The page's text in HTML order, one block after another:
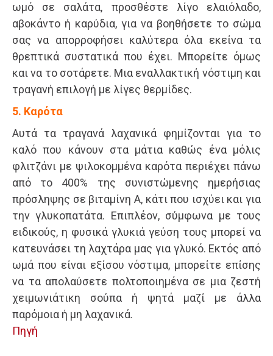
ωμό σε σαλάτα, προσθέστε λίγο ελαιόλαδο,
αβοκάντο ή καρύδια, για να βοηθήσετε το σώμα
σας να απορροφήσει καλύτερα όλα εκείνα τα
θρεπτικά συστατικά που έχει. Μπορείτε όμως
και να το σοτάρετε. Μια εναλλακτική νόστιμη και
τραγανή επιλογή με λίγες θερμίδες.
5. Καρότα
Αυτά τα τραγανά λαχανικά φημίζονται για το
καλό που κάνουν στα μάτια καθώς ένα μόλις
φλιτζάνι με ψιλοκομμένα καρότα περιέχει πάνω
από το 400% της συνιστώμενης ημερήσιας
πρόσληψης σε βιταμίνη Α, κάτι που ισχύει και για
την γλυκοπατάτα. Επιπλέον, σύμφωνα με τους
ειδικούς, η φυσικά γλυκιά γεύση τους μπορεί να
κατευνάσει τη λαχτάρα μας για γλυκό. Εκτός από
ωμά που είναι εξίσου νόστιμα, μπορείτε επίσης
να τα απολαύσετε πολτοποιημένα σε μια ζεστή
χειμωνιάτικη σούπα ή ψητά μαζί με άλλα
παρόμοια ή μη λαχανικά.
Πηγή